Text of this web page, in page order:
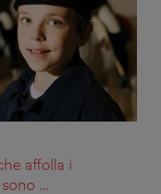
affolla i
...